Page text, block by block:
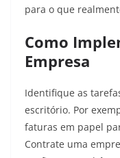
para o que
Como
Empresa
Identifique as
escritório. Por
faturas em papel
Contrate uma